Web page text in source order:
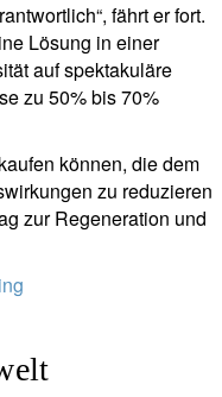
fährt er fort.
Lösung in einer
auf spektakuläre
zu 50% bis 70%
können, die dem
zu reduzieren
zur Regeneration und